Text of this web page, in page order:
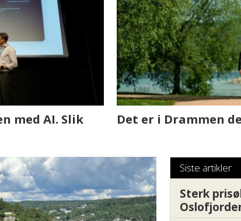
med AI. Slik
Det er i Drammen
Siste artikler
Sterk